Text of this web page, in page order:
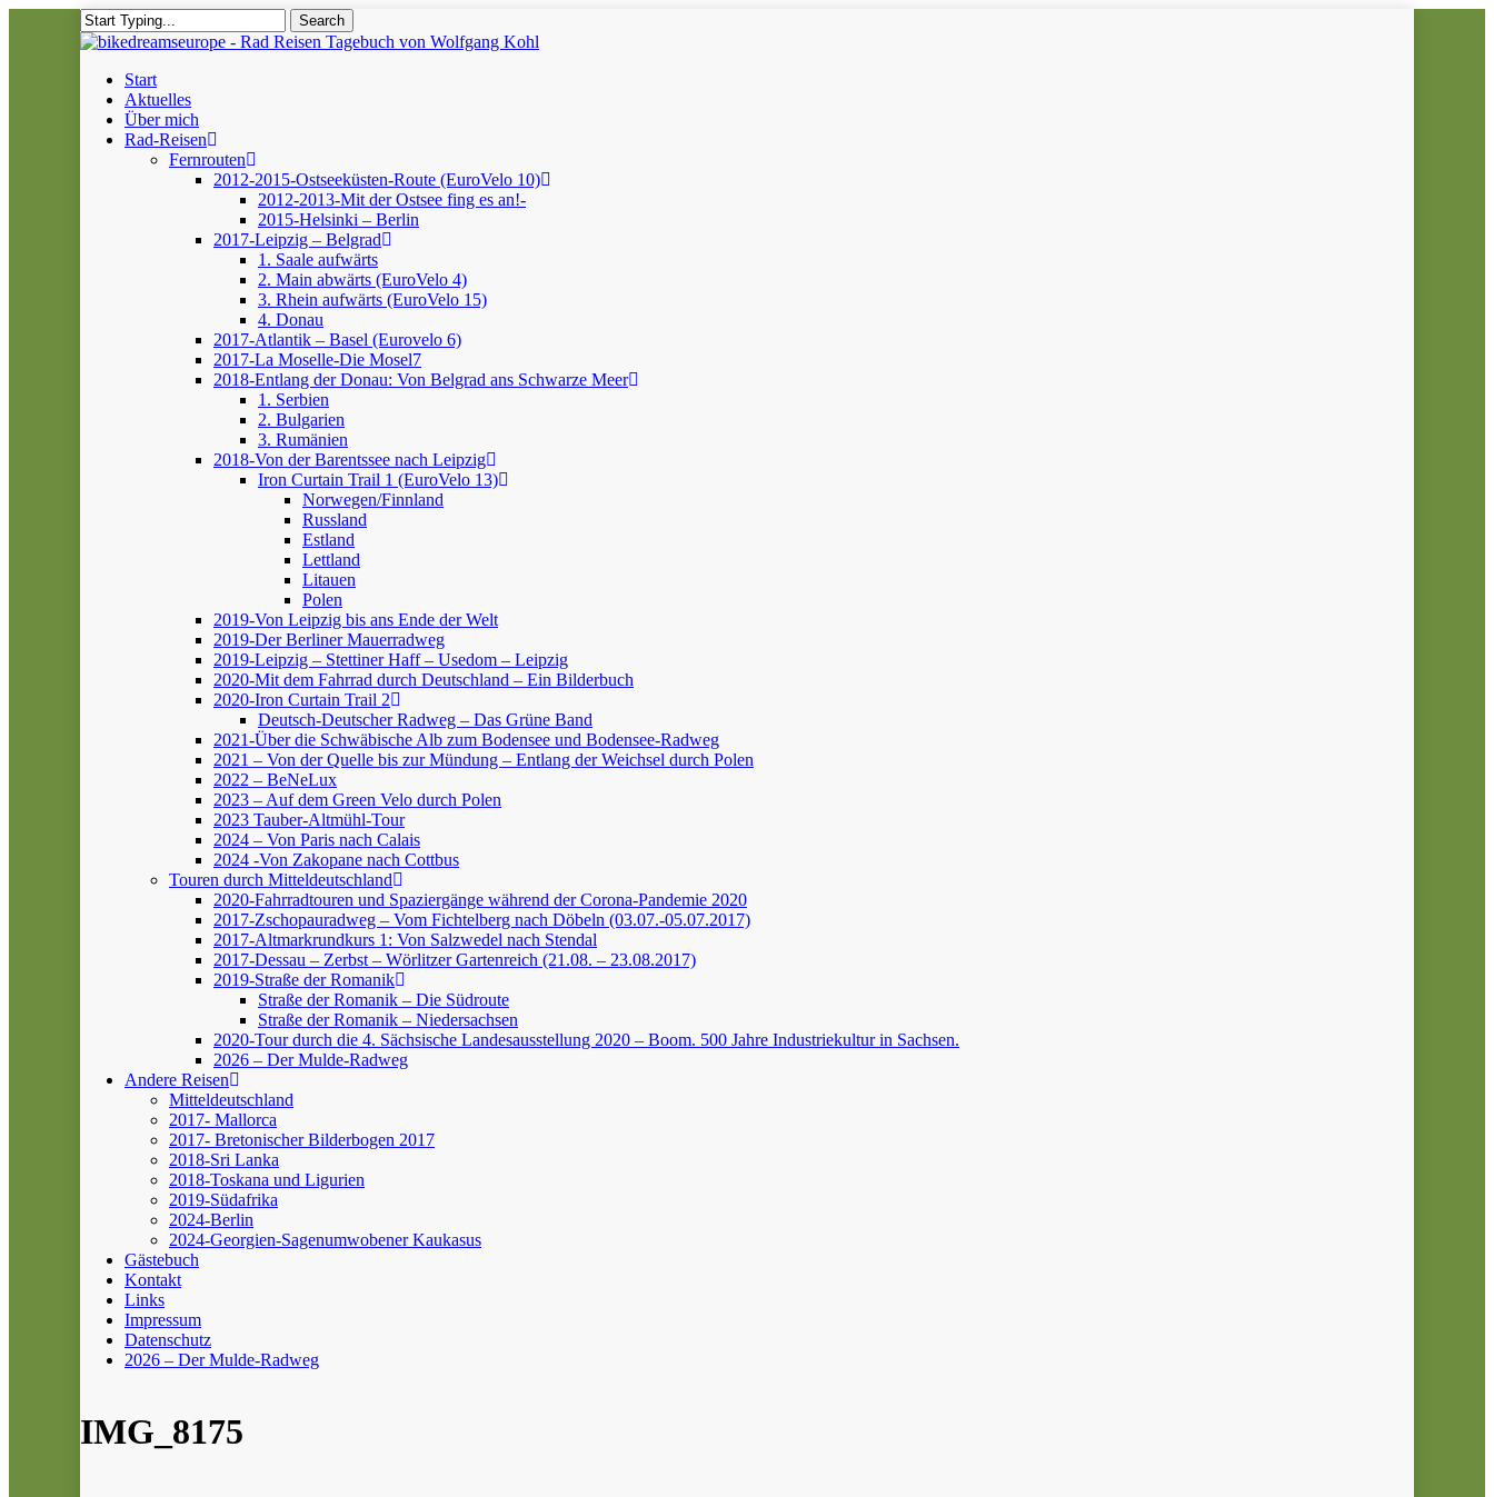
Search
Close
Menu
Start
Aktuelles
Über mich
Rad-Reisen
Fernrouten
2012-2015-Ostseeküsten-Route (EuroVelo 10)
2012-2013-Mit der Ostsee fing es an!-
2015-Helsinki – Berlin
2017-Leipzig – Belgrad
1. Saale aufwärts
2. Main abwärts (EuroVelo 4)
3. Rhein aufwärts (EuroVelo 15)
4. Donau
2017-Atlantik – Basel (Eurovelo 6)
2017-La Moselle-Die Mosel7
2018-Entlang der Donau: Von Belgrad ans Schwarze Meer
1. Serbien
2. Bulgarien
3. Rumänien
2018-Von der Barentssee nach Leipzig
Iron Curtain Trail 1 (EuroVelo 13)
Norwegen/Finnland
Russland
Estland
Lettland
Litauen
Polen
2019-Von Leipzig bis ans Ende der Welt
2019-Der Berliner Mauerradweg
2019-Leipzig – Stettiner Haff – Usedom – Leipzig
2020-Mit dem Fahrrad durch Deutschland – Ein Bilderbuch
2020-Iron Curtain Trail 2
Deutsch-Deutscher Radweg – Das Grüne Band
2021-Über die Schwäbische Alb zum Bodensee und Bodensee-Radweg
2021 – Von der Quelle bis zur Mündung – Entlang der Weichsel durch Polen
2022 – BeNeLux
2023 – Auf dem Green Velo durch Polen
2023 Tauber-Altmühl-Tour
2024 – Von Paris nach Calais
2024 -Von Zakopane nach Cottbus
Touren durch Mitteldeutschland
2020-Fahrradtouren und Spaziergänge während der Corona-Pandemie 2020
2017-Zschopauradweg – Vom Fichtelberg nach Döbeln (03.07.-05.07.2017)
2017-Altmarkrundkurs 1: Von Salzwedel nach Stendal
2017-Dessau – Zerbst – Wörlitzer Gartenreich (21.08. – 23.08.2017)
2019-Straße der Romanik
Straße der Romanik – Die Südroute
Straße der Romanik – Niedersachsen
2020-Tour durch die 4. Sächsische Landesausstellung 2020 – Boom. 500 Jahre Industriekultur in Sachsen.
2026 – Der Mulde-Radweg
Andere Reisen
Mitteldeutschland
2017- Mallorca
2017- Bretonischer Bilderbogen 2017
2018-Sri Lanka
2018-Toskana und Ligurien
2019-Südafrika
2024-Berlin
2024-Georgien-Sagenumwobener Kaukasus
Gästebuch
Kontakt
Links
Impressum
Datenschutz
2026 – Der Mulde-Radweg
IMG_8175